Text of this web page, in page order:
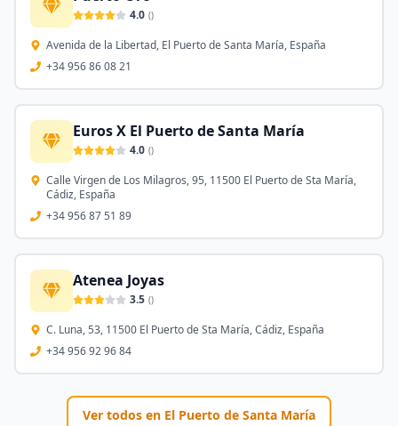
4.0 ()
Avenida de la Libertad, El Puerto de Santa María, España
+34 956 86 08 21
Euros X El Puerto de Santa María
4.0 ()
Calle Virgen de Los Milagros, 95, 11500 El Puerto de Sta María,
Cádiz, España
+34 956 87 51 89
Atenea Joyas
3.5 ()
C. Luna, 53, 11500 El Puerto de Sta María, Cádiz, España
+34 956 92 96 84
Ver todos en El Puerto de Santa María